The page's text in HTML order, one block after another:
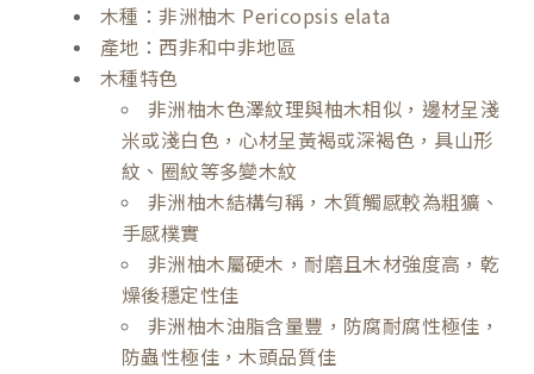
木種：非洲柚木 Pericopsis elata
產地：西非和中非地區
木種特色
非洲柚木色澤紋理與柚木相似，邊材呈淺
米或淺白色，心材呈黃褐或深褐色，具山形
紋、圈紋等多變木紋
非洲柚木結構勻稱，木質觸感較為粗獷、
手感樸實
非洲柚木屬硬木，耐磨且木材強度高，乾
燥後穩定性佳
非洲柚木油脂含量豐，防腐耐腐性極佳，
防蟲性極佳，木頭品質佳